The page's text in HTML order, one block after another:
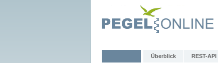
Überblick REST-API